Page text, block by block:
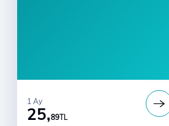
25,89TL
1 Ay